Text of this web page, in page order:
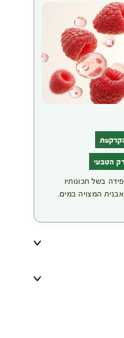
הטבעי
בשל תכונותיו
המצויה במים.
נפתחת כדי